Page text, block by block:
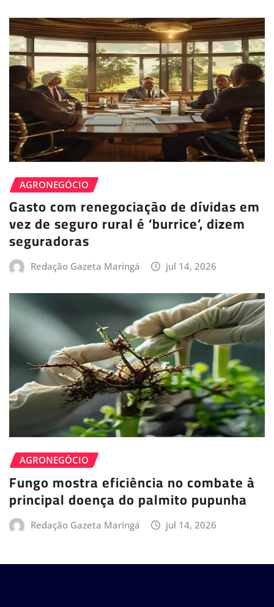
AGRONEGÓCIO
Gasto com renegociação de dívidas em
vez de seguro rural é ‘burrice’, dizem
seguradoras
Redação Gazeta Maringá jul 14, 2026
AGRONEGÓCIO
Fungo mostra eficiência no combate à
principal doença do palmito pupunha
Redação Gazeta Maringá jul 14, 2026